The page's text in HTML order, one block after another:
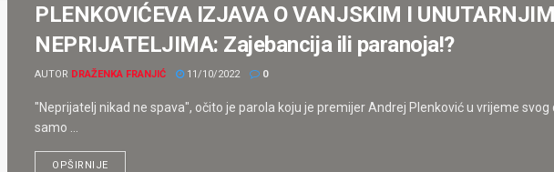
PLENKOVIĆEVA IZJAVA O VANJSKIM I UNUTARNJIM
NEPRIJATELJIMA: Zajebancija ili paranoja!?
AUTOR DRAŽENKA FRANJIĆ 11/10/2022 0
"Neprijatelj nikad ne spava", očito je parola koju je premijer Andrej Plenković u vrijeme
samo ...
OPŠIRNIJE